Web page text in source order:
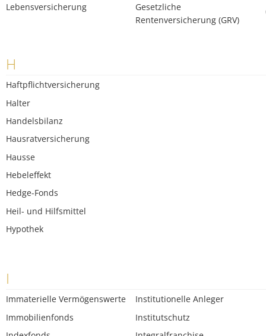
Lebensversicherung
Gesetzliche
Rentenversicherung (GRV)
H
Haftpflichtversicherung
Halter
Handelsbilanz
Hausratversicherung
Hausse
Hebeleffekt
Hedge-Fonds
Heil- und Hilfsmittel
Hypothek
I
Immaterielle Vermögenswerte
Immobilienfonds
Institutionelle Anleger
Institutschutz